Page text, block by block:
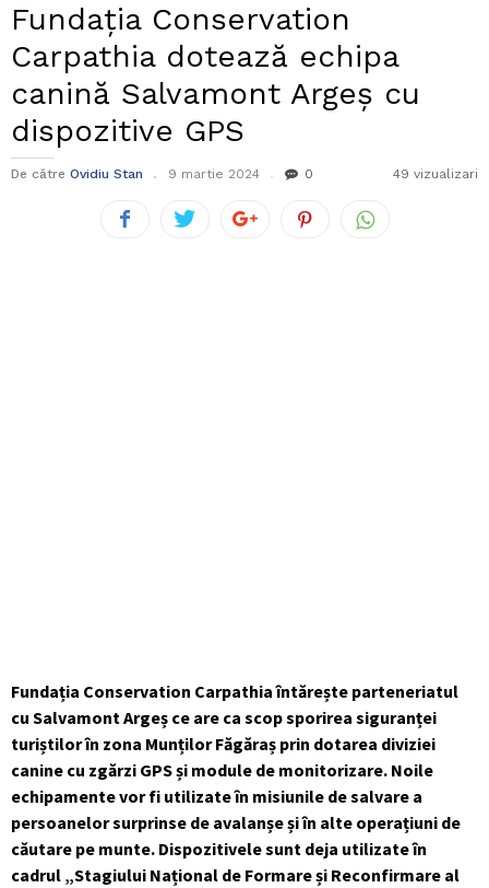
Fundația Conservation
Carpathia dotează echipa
canină Salvamont Argeș cu
dispozitive GPS
De către Ovidiu Stan 9 martie 2024 0 49 vizualizari
Fundația Conservation Carpathia întărește parteneriatul
cu Salvamont Argeș ce are ca scop sporirea siguranței
turiștilor în zona Munților Făgăraș prin dotarea diviziei
canine cu zgărzi GPS și module de monitorizare. Noile
echipamente vor fi utilizate în misiunile de salvare a
persoanelor surprinse de avalanșe și în alte operațiuni de
căutare pe munte. Dispozitivele sunt deja utilizate în
cadrul „Stagiului Național de Formare și Reconfirmare al